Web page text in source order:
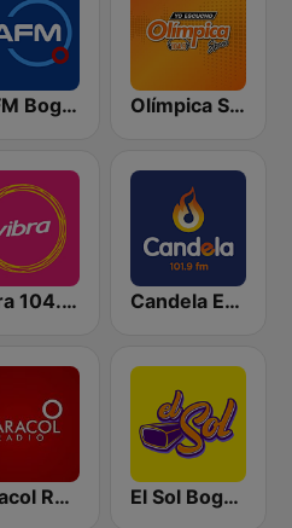
La FM Bogotá Olímpica Stereo - Medellín 104.9 FM
Vibra 104.9 FM Candela Estereo 101.9 FM
Caracol Radio Medellín El Sol Bogotá